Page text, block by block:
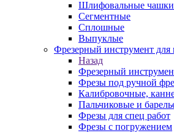
Шлифовальные
Сегментные
Сплошные
Выпуклые
Фрезерный инструмент для
Назад
Фрезерный
Фрезы под ручной
Калибровочные,
Пальчиковые и
Фрезы для спец работ
Фрезы с погружением